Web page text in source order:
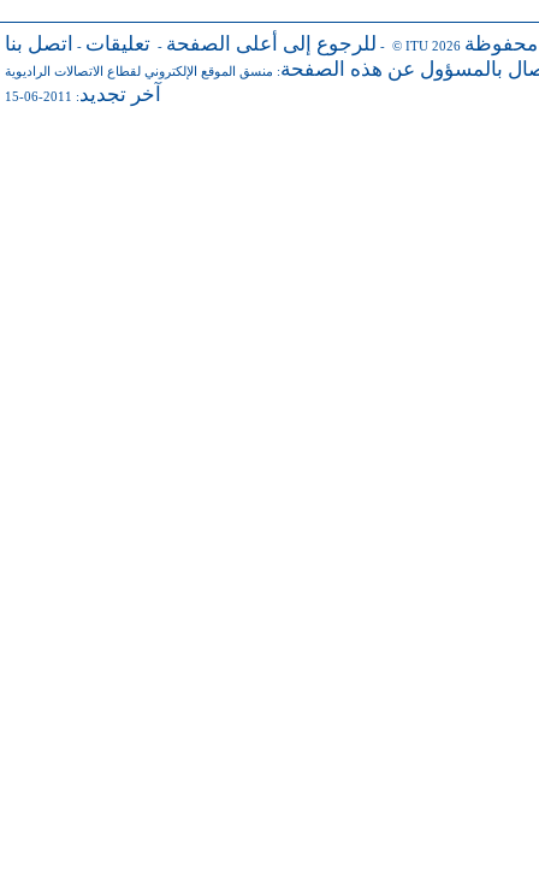
للرجوع إلى أعلى الصفحة - تعليقات - اتصل بنا - © ITU 2026 محفوظة
بالمسؤول عن هذه الصفحة: منسق الموقع الإلكتروني لقطاع الاتصالات الراديوية
آخر تجديد: 2011-06-15